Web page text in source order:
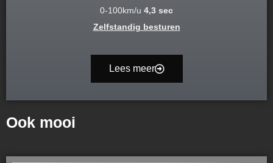
0-100km/u 4,3 sec
Zelfstandig besturen
Lees meer
Ook mooi